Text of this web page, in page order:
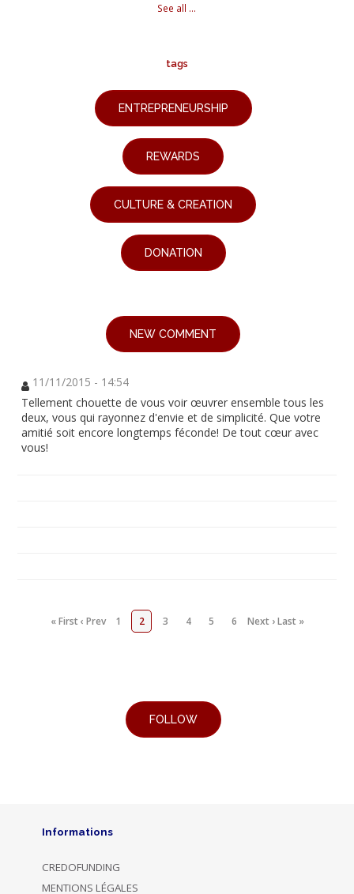
See all ...
tags
ENTREPRENEURSHIP
REWARDS
CULTURE & CREATION
DONATION
NEW COMMENT
11/11/2015 - 14:54
Tellement chouette de vous voir œuvrer ensemble tous les
deux, vous qui rayonnez d'envie et de simplicité. Que votre
amitié soit encore longtemps féconde! De tout cœur avec
vous!
« First ‹ Prev 1 2 3 4 5 6 Next › Last »
Informations
CREDOFUNDING
MENTIONS LÉGALES